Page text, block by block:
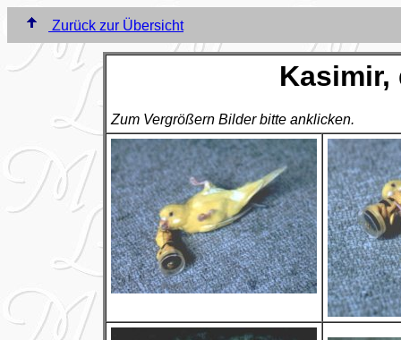
Zurück zur Übersicht
Kasimir,
Zum Vergrößern Bilder bitte anklicken.